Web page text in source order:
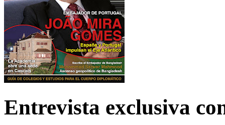
Entrevista exclusiva